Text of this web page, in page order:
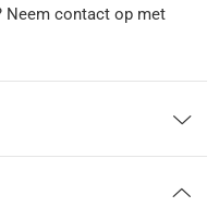
Neem contact op met